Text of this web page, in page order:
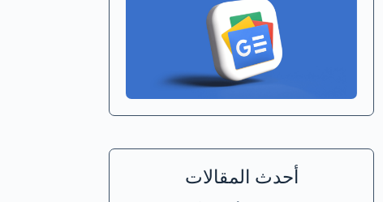
أحدث المقالات